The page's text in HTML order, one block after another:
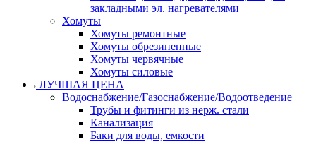
закладными эл. нагревателями
Хомуты
Хомуты ремонтные
Хомуты обрезиненные
Хомуты червячные
Хомуты силовые
ЛУЧШАЯ ЦЕНА
Водоснабжение/Газоснабжение/Водоотведение
Трубы и фитинги из нерж. стали
Канализация
Баки для воды, емкости